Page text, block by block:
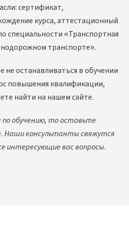
сертификат,
курса, аттестационный
специальности «Транспортная
транспорте».
останавливаться в обучении
повышения квалификации,
найти на нашем сайте.
по обучению, то оставьте
Наши консультанты свяжутся
интересующие вас вопросы.